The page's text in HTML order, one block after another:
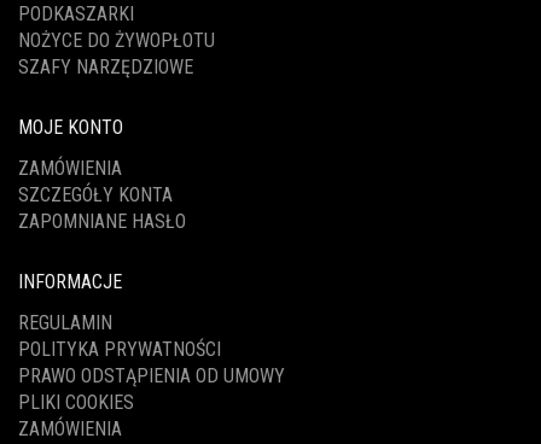
PODKASZARKI
NOŻYCE DO ŻYWOPŁOTU
SZAFY NARZĘDZIOWE
MOJE KONTO
ZAMÓWIENIA
SZCZEGÓŁY KONTA
ZAPOMNIANE HASŁO
INFORMACJE
REGULAMIN
POLITYKA PRYWATNOŚCI
PRAWO ODSTĄPIENIA OD UMOWY
PLIKI COOKIES
ZAMÓWIENIA